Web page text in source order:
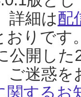
詳細は配
おりです
公開し
ご迷惑
関するお